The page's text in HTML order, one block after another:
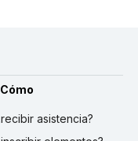
asistencia?